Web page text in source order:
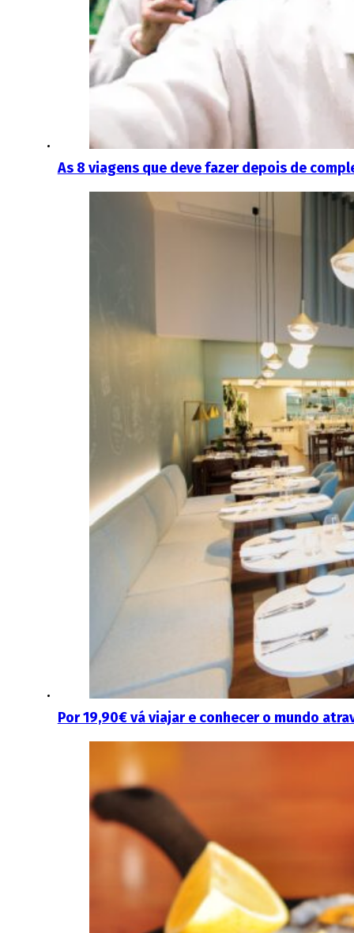
As 8 viagens que deve fazer depois de
Por 19,90€ vá viajar e conhecer o mundo